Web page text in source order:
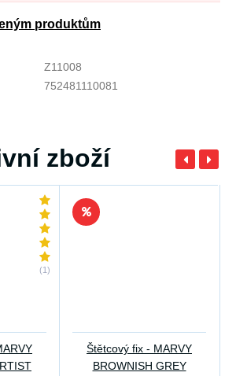
produktům
Z11008
752481110081
zboží
(1)
Štětcový fix - MARVY
BROWNISH GREY